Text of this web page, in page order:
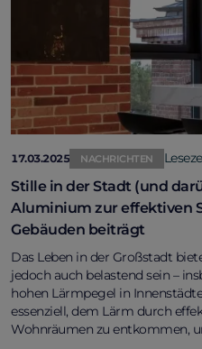
17.03.2025 NACHRICHTEN
Stille in der Stadt (und
Aluminium zur effektiven
Gebäuden beiträgt
Das Leben in der Großstadt
jedoch auch belastend sein –
hohen Lärmpegel in
essenziell, dem Lärm durch
Wohnräumen zu entkommen,